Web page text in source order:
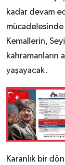
kadar devam
mücadelesinde
Kemallerin,
kahramanların
yaşayacak.
Karanlık bir